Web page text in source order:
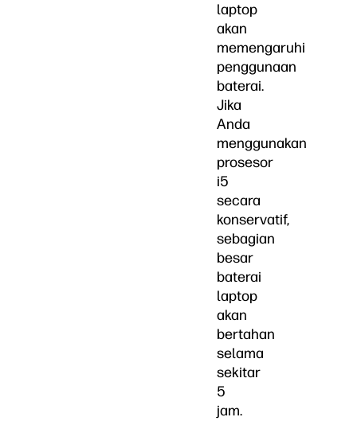
laptop
akan
memengaruhi
penggunaan
baterai.
Jika
Anda
menggunakan
prosesor
i5
secara
konservatif,
sebagian
besar
baterai
laptop
akan
bertahan
selama
sekitar
5
jam.